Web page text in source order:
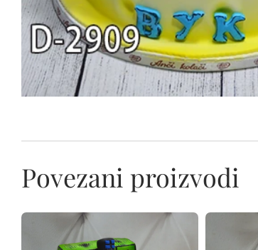
Povezani proizvodi